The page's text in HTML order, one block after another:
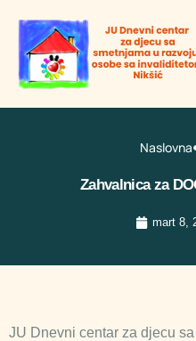
Naslovna
Zahvalnica za
mart 8,
JU Dnevni centar za djecu